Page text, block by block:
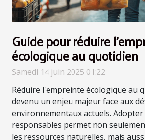
Guide pour réduire
écologique au quotidien
Samedi 14 juin 2025 01:22
Réduire l'empreinte écologique au
devenu un enjeu majeur face aux
environnementaux actuels. Adopter
responsables permet non
les ressources naturelles, mais